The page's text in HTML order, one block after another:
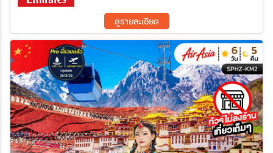
ดูรายละเอียด